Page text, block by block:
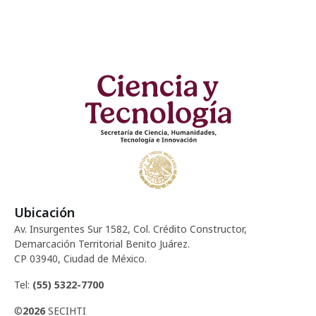
Ubicación
Av. Insurgentes Sur 1582, Col. Crédito Constructor,
Demarcación Territorial Benito Juárez.
CP 03940, Ciudad de México.
Tel: (55) 5322-7700
©2026 SECIHTI